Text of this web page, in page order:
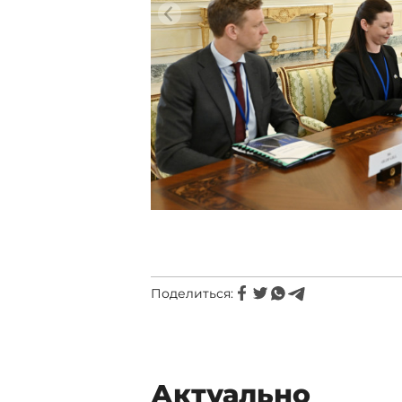
Поделиться:
Актуально